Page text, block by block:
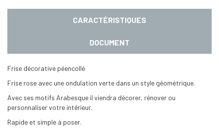
CARACTÉRISTIQUES
DOCUMENT
Frise décorative péencollé
Frise rose avec une ondulation verte dans un style géométrique.
Avec ses motifs Arabesque il viendra décorer, rénover ou
personnaliser votre intérieur.
Rapide et simple à poser.